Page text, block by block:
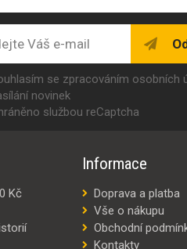
se zpracováním osobních
novinek
službou reCaptcha
Kč
Informace
Doprava a platba
Vše o nákupu
Obchodní
Kontakty